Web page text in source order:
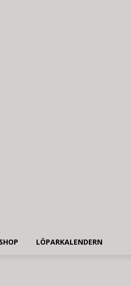
SHOP LÖPARKALENDERN